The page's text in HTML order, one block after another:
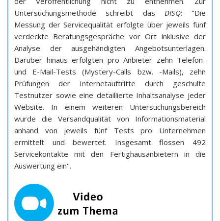
Untersuchungsmethode schreibt das DISQ: "Die
Messung der Servicequalität erfolgte über jeweils fünf
verdeckte Beratungsgespräche vor Ort inklusive der
Analyse der ausgehändigten Angebotsunterlagen.
Darüber hinaus erfolgten pro Anbieter zehn Telefon-
und E-Mail-Tests (Mystery-Calls bzw. -Mails), zehn
Prüfungen der Internetauftritte durch geschulte
Testnutzer sowie eine detaillierte Inhaltsanalyse jeder
Website. In einem weiteren Untersuchungsbereich
wurde die Versandqualität von Informationsmaterial
anhand von jeweils fünf Tests pro Unternehmen
ermittelt und bewertet. Insgesamt flossen 492
Servicekontakte mit den Fertighausanbietern in die
Auswertung ein".